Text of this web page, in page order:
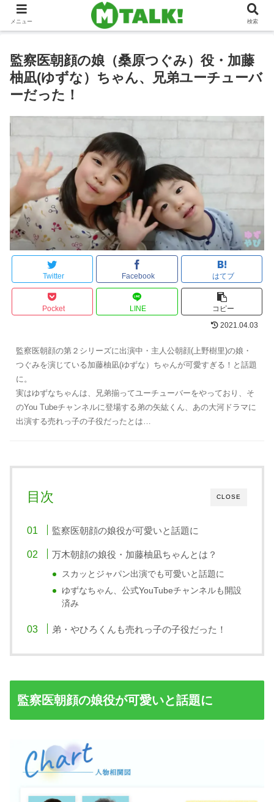
監察医朝顔の娘（桑原つぐみ）役・加藤
柚凪(ゆずな）ちゃん、兄弟ユーチューバ
ーだった！
Twitter Facebook はてブ
Pocket LINE コピー
2021.04.03
監察医朝顔の第２シリーズに出演中・主人公朝顔(上野樹里)の娘・
つぐみを演じている加藤柚凪(ゆずな）ちゃんが可愛すぎる！と話題
に。
実はゆずなちゃんは、兄弟揃ってユーチューバーをやっており、そ
のYou Tubeチャンネルに登場する弟の矢紘くん、あの大河ドラマに
出演する売れっ子の子役だったとは…
CLOSE
目次
監察医朝顔の娘役が可愛いと話題に
万木朝顔の娘役・加藤柚凪ちゃんとは？
スカッとジャパン出演でも可愛いと話題に
ゆずなちゃん、公式YouTubeチャンネルも開設
済み
弟・やひろくんも売れっ子の子役だった！
監察医朝顔の娘役が可愛いと話題に
メニュー 検索